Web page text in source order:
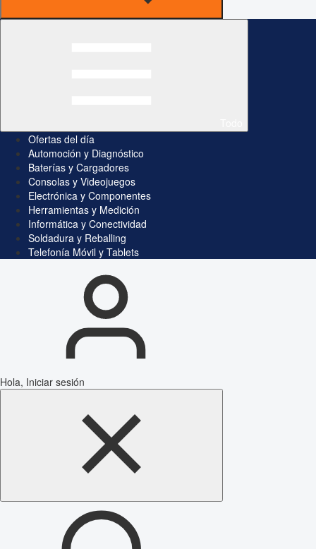
Ofertas del día
Automoción y Diagnóstico
Baterías y Cargadores
Consolas y Videojuegos
Electrónica y Componentes
Herramientas y Medición
Informática y Conectividad
Soldadura y Reballing
Telefonía Móvil y Tablets
Hola, Iniciar sesión